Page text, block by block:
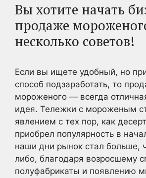
Вы хотите начать
продаже
несколько советов!
Если вы ищете удобный, но
способ подзаработать, то
мороженого — всегда
идея. Тележки с мороженым
явлением с тех пор, как
приобрел популярность в
наши дни рынок стал больше,
либо, благодаря возросшему
полуфабрикаты и появлению